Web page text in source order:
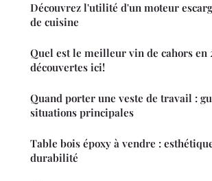
Découvrez l'utilité d'un moteur
de cuisine
Quel est le meilleur vin de cahors en
découvertes ici!
Quand porter une veste de travail :
situations principales
Table bois époxy à vendre :
durabilité